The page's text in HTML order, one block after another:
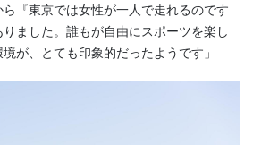
『東京では女性が一人で走れるのです
ました。誰もが自由にスポーツを楽し
が、とても印象的だったようです」